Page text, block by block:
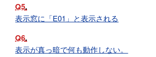
Q5
表示窓に「E01」と表示される
Q6
表示が真っ暗で何も動作しない。